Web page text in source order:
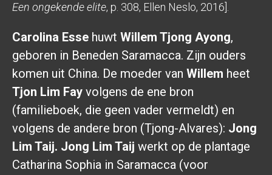
Een ongekende elite, p. 308, Ellen Neslo, 2016].
Carolina Esse huwt Willem Tjong Ayong,
geboren in Beneden Saramacca. Zijn ouders
komen uit China. De moeder van Willem heet
Tjon Lim Fay volgens de ene bron
(familieboek, die geen vader vermeldt) en
volgens de andere bron (Tjong-Alvares): Jong
Lim Taij. Jong Lim Taij werkt op de plantage
Catharina Sophia in Saramacca (voor